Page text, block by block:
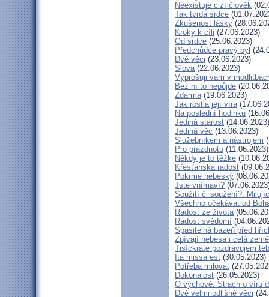
Neexistuje cizí člověk
Tak tvrdá srdce
Zkušenost lásky
Kroky k cíli (27.06.2023)
Od srdce (25.06.2023)
Předchůdce pravý byl
Dvě věci (23.06.2023)
Slova(22.06.2023)
Vyprošuji vám v
Bez ní to nepůjde
Zdarma(19.06.2023)
Jak rostla její víra
Na poslední hodinku
Jediná starost (14.06.2023)
Jediná věc (13.06.2023)
Služebníkem a nástrojem
Pro prázdnotu (11.06.2023)
Někdy je to těžké
Křesťanská radost
Pokrme nebeský
Jste vnímaví?
Soužití či soužení?:
Všechno očekávat od
Radost ze života
Radost svědomí
Spasitelná bázeň před
Zpívají nebesa i celá země
Tisíckráte pozdravujem
Ita missa est (30.05.2023)
Potřeba milovat
Dokonalost (26.05.2023)
O výchově: Strach o víru
Dvě velmi odlišné věci